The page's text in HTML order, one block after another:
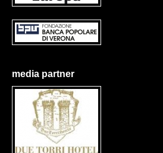
media partner